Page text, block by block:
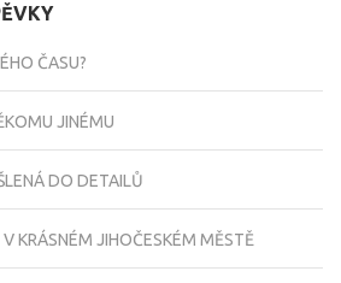
ČASU?
JINÉMU
DO DETAILŮ
KRÁSNÉM JIHOČESKÉM MĚSTĚ